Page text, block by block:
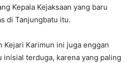
Kepala Kejaksaan yang baru
di Tanjungbatu itu.
Kejari Karimun ini juga enggan
inisial terduga, karena yang paling